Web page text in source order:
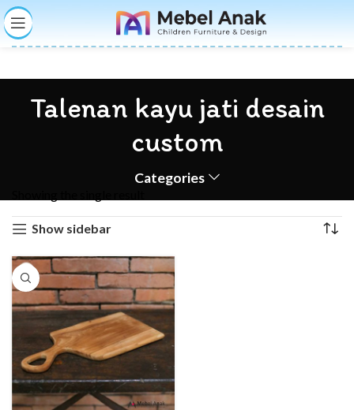
Talenan kayu jati desain
custom
Categories
Show sidebar